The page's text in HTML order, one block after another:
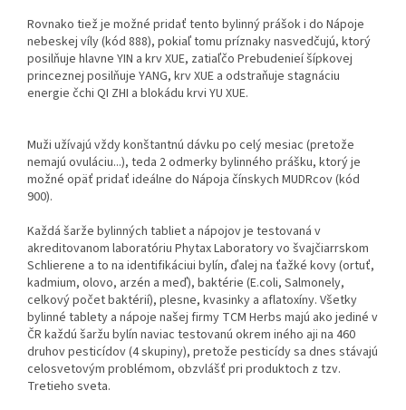
Rovnako tiež je možné pridať tento bylinný prášok i do Nápoje
nebeskej víly (kód 888), pokiaľ tomu príznaky nasvedčujú, ktorý
posilňuje hlavne YIN a krv XUE, zatiaľčo Prebudenieí šípkovej
princeznej posilňuje YANG, krv XUE a odstraňuje stagnáciu
energie čchi QI ZHI a blokádu krvi YU XUE.
Muži užívajú vždy konštantnú dávku po celý mesiac (pretože
nemajú ovuláciu...), teda 2 odmerky bylinného prášku, ktorý je
možné opäť pridať ideálne do Nápoja čínskych MUDRcov (kód
900).
Každá šarže bylinných tabliet a nápojov je testovaná v
akreditovanom laboratóriu Phytax Laboratory vo švajčiarrskom
Schlierene a to na identifikáciui bylín, ďalej na ťažké kovy (ortuť,
kadmium, olovo, arzén a meď), baktérie (E.coli, Salmonely,
celkový počet baktérií), plesne, kvasinky a aflatoxíny. Všetky
bylinné tablety a nápoje našej firmy TCM Herbs majú ako jediné v
ČR každú šaržu bylín naviac testovanú okrem iného aji na 460
druhov pesticídov (4 skupiny), pretože pesticídy sa dnes stávajú
celosvetovým problémom, obzvlášť pri produktoch z tzv.
Tretieho sveta.